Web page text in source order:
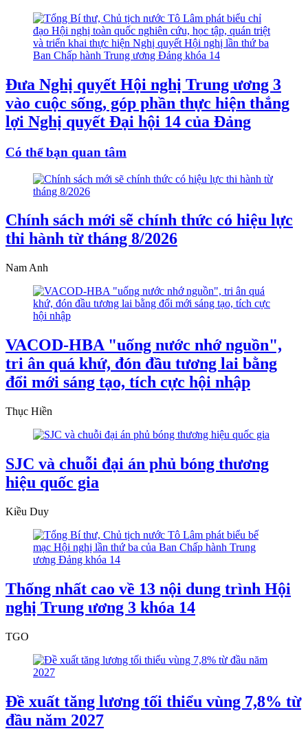
Đưa Nghị quyết Hội nghị Trung ương 3
vào cuộc sống, góp phần thực hiện thắng
lợi Nghị quyết Đại hội 14 của Đảng
Có thể bạn quan tâm
Chính sách mới sẽ chính thức có hiệu lực
thi hành từ tháng 8/2026
Nam Anh
VACOD-HBA "uống nước nhớ nguồn",
tri ân quá khứ, đón đầu tương lai bằng
đổi mới sáng tạo, tích cực hội nhập
Thục Hiền
SJC và chuỗi đại án phủ bóng thương
hiệu quốc gia
Kiều Duy
Thống nhất cao về 13 nội dung trình Hội
nghị Trung ương 3 khóa 14
TGO
Đề xuất tăng lương tối thiểu vùng 7,8% từ
đầu năm 2027